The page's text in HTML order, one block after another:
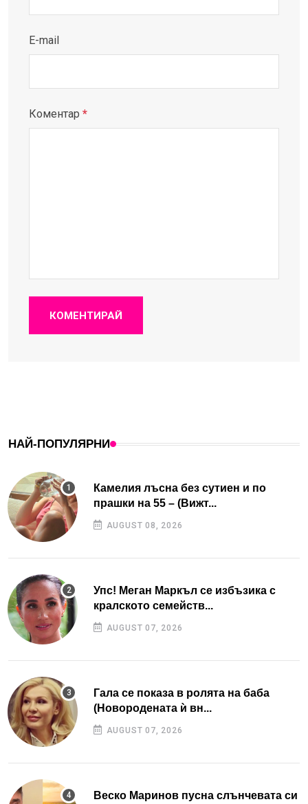
E-mail
Коментар *
КОМЕНТИРАЙ
НАЙ-ПОПУЛЯРНИ
Камелия лъсна без сутиен и по
прашки на 55 – (Вижт...
AUGUST 08, 2026
Упс! Меган Маркъл се избъзика с
кралското семейств...
AUGUST 07, 2026
Гала се показа в ролята на баба
(Новородената ѝ вн...
AUGUST 07, 2026
Веско Маринов пусна слънчевата си